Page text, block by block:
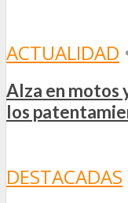
ACTUALIDAD
Alza en motos
los
DESTACADAS